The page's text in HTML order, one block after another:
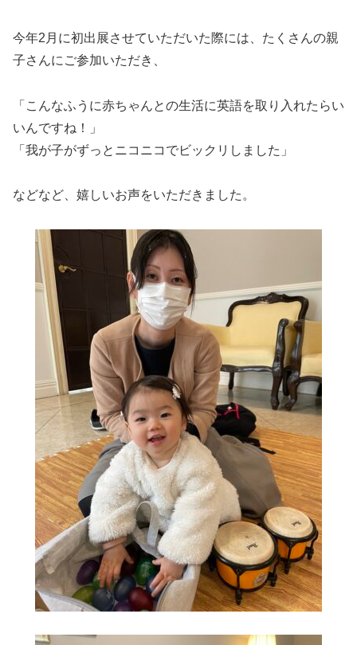
今年2月に初出展させていただいた際には、たくさんの親
子さんにご参加いただき、
「こんなふうに赤ちゃんとの生活に英語を取り入れたらい
いんですね！」
「我が子がずっとニコニコでビックリしました」
などなど、嬉しいお声をいただきました。